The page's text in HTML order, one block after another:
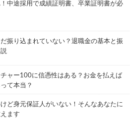
中途採用で成績証明書、卒業証明書が必
振り込まれていない？退職金の基本と振
ャー100に信憑性はある？お金を払えば
て本当？
ど身元保証人がいない！そんなあなたに
ます